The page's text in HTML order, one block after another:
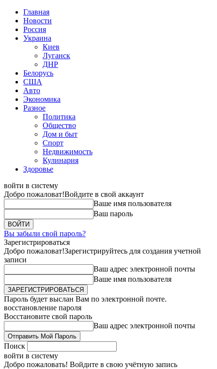
Главная
Новости
Россия
Украина
Киев
Луганск
ДНР
Белорусь
США
Авто
Экономика
Разное
Политика
Общество
Дом и быт
Спорт
Недвижимость
Кулинария
Здоровье
войти в систему
Добро пожаловат!Войдите в свой аккаунт
Ваше имя пользователя
Ваш пароль
Вы забыли свой пароль?
Зарегистрироваться
Добро пожаловат!Зарегистрируйтесь для создания учетной
записи
Ваш адрес электронной почты
Ваше имя пользователя
Пароль будет выслан Вам по электронной почте.
восстановление пароля
Восстановите свой пароль
Ваш адрес электронной почты
Поиск
войти в систему
Добро пожаловать! Войдите в свою учётную запись